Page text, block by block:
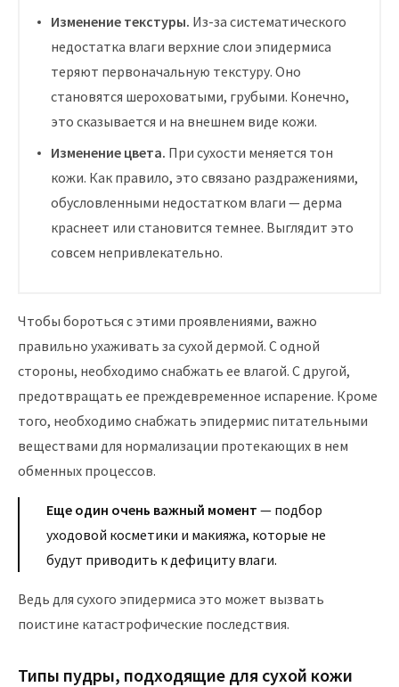
Изменение текстуры. Из-за систематического
недостатка влаги верхние слои эпидермиса
теряют первоначальную текстуру. Оно
становятся шероховатыми, грубыми. Конечно,
это сказывается и на внешнем виде кожи.
Изменение цвета. При сухости меняется тон
кожи. Как правило, это связано раздражениями,
обусловленными недостатком влаги — дерма
краснеет или становится темнее. Выглядит это
совсем непривлекательно.
Чтобы бороться с этими проявлениями, важно
правильно ухаживать за сухой дермой. С одной
стороны, необходимо снабжать ее влагой. С другой,
предотвращать ее преждевременное испарение. Кроме
того, необходимо снабжать эпидермис питательными
веществами для нормализации протекающих в нем
обменных процессов.
Еще один очень важный момент — подбор
уходовой косметики и макияжа, которые не
будут приводить к дефициту влаги.
Ведь для сухого эпидермиса это может вызвать
поистине катастрофические последствия.
Типы пудры, подходящие для сухой кожи